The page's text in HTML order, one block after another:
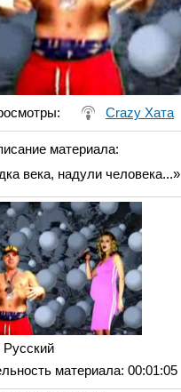
: Crazy Хата
материала:
века, надули человека...»
Русский
материала: 00:01:05